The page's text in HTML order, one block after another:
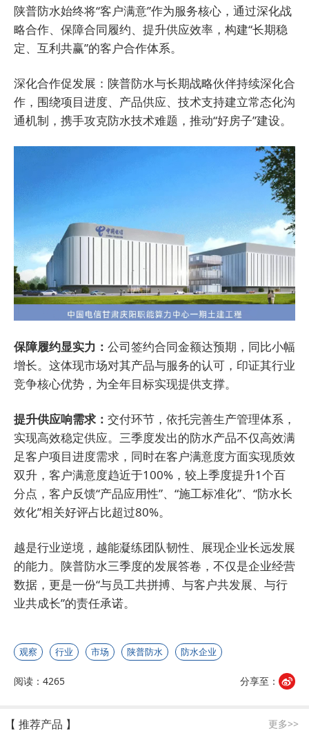
陕普防水始终将“客户满意”作为服务核心，通过深化战
略合作、保障合同履约、提升供应效率，构建“长期稳
定、互利共赢”的客户合作体系。
深化合作促发展：陕普防水与长期战略伙伴持续深化合
作，围绕项目进度、产品供应、技术支持建立常态化沟
通机制，携手攻克防水技术难题，推动“好房子”建设。
保障履约显实力： 公司签约合同金额达预期，同比小幅
增长。这体现市场对其产品与服务的认可，印证其行业
竞争核心优势，为全年目标实现提供支撑。
提升供应响需求： 交付环节，依托完善生产管理体系，
实现高效稳定供应。三季度发出的防水产品不仅高效满
足客户项目进度需求，同时在客户满意度方面实现质效
双升，客户满意度趋近于100%，较上季度提升1个百
分点，客户反馈“产品应用性”、“施工标准化”、“防水长
效化”相关好评占比超过80%。
越是行业逆境，越能凝练团队韧性、展现企业长远发展
的能力。陕普防水三季度的发展答卷，不仅是企业经营
数据，更是一份“与员工共拼搏、与客户共发展、与行
业共成长”的责任承诺。
观察 行业 市场 陕普防水 防水企业
阅读：4265 分享至：
【 推荐产品 】 更多>>